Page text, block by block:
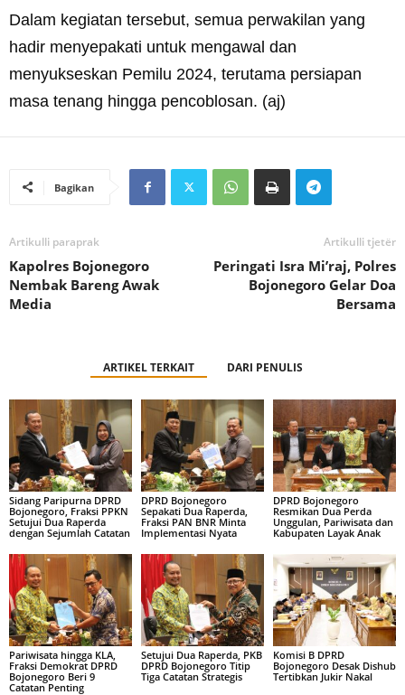
Dalam kegiatan tersebut, semua perwakilan yang
hadir menyepakati untuk mengawal dan
menyukseskan Pemilu 2024, terutama persiapan
masa tenang hingga pencoblosan. (aj)
Bagikan
Artikulli paraprak
Kapolres Bojonegoro
Nembak Bareng Awak
Media
Artikulli tjetër
Peringati Isra Mi’raj, Polres
Bojonegoro Gelar Doa
Bersama
ARTIKEL TERKAIT DARI PENULIS
Sidang Paripurna DPRD
Bojonegoro, Fraksi PPKN
Setujui Dua Raperda
dengan Sejumlah Catatan
DPRD Bojonegoro
Sepakati Dua Raperda,
Fraksi PAN BNR Minta
Implementasi Nyata
DPRD Bojonegoro
Resmikan Dua Perda
Unggulan, Pariwisata dan
Kabupaten Layak Anak
Pariwisata hingga KLA,
Fraksi Demokrat DPRD
Bojonegoro Beri 9
Catatan Penting
Setujui Dua Raperda, PKB
DPRD Bojonegoro Titip
Tiga Catatan Strategis
Komisi B DPRD
Bojonegoro Desak Dishub
Tertibkan Jukir Nakal